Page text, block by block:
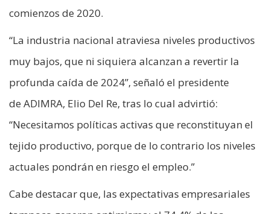
comienzos de 2020.
“La industria nacional atraviesa niveles productivos
muy bajos, que ni siquiera alcanzan a revertir la
profunda caída de 2024”, señaló el presidente
de ADIMRA, Elio Del Re, tras lo cual advirtió:
“Necesitamos políticas activas que reconstituyan el
tejido productivo, porque de lo contrario los niveles
actuales pondrán en riesgo el empleo.”
Cabe destacar que, las expectativas empresariales